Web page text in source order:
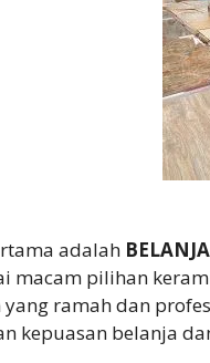
adalah
macam pilihan
yang ramah dan
kepuasan belanja